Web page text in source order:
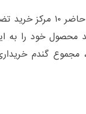
وی با اشاره به روند خرید گندم تا امروز افزود:
محصول خود را به
گندم